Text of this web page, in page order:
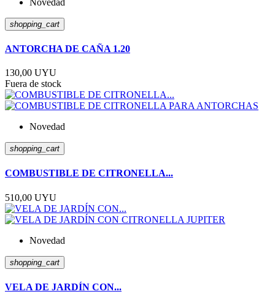
shopping_cart
ANTORCHA DE CAÑA 1.20
130,00 UYU
Fuera de stock
Novedad
shopping_cart
COMBUSTIBLE DE CITRONELLA...
510,00 UYU
Novedad
shopping_cart
VELA DE JARDÍN CON...